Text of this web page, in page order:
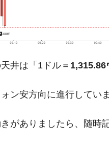
全て勝つといくら？ 競馬GI
発表から2日で大崩壊、鳴か
セレクトセールの高額取引
井は「1ドル＝ 1,315.86
ン安方向に進行してい
がありましたら、随時